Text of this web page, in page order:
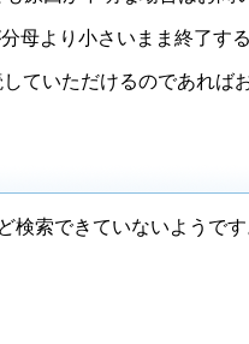
母より小さいまま終了する
ていただけるのであれば
検索できていないようです